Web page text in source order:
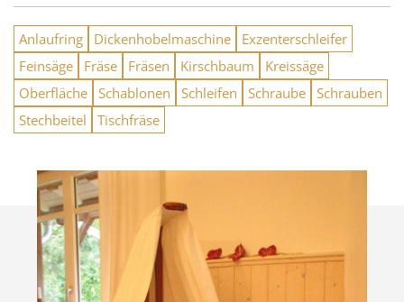
Anlaufring Dickenhobelmaschine
Exzenterschleifer
Feinsäge
Fräse Fräsen Kirschbaum
Kreissäge
Oberfläche Schablonen Schleifen Schraube Schrauben
Stechbeitel
Tischfräse